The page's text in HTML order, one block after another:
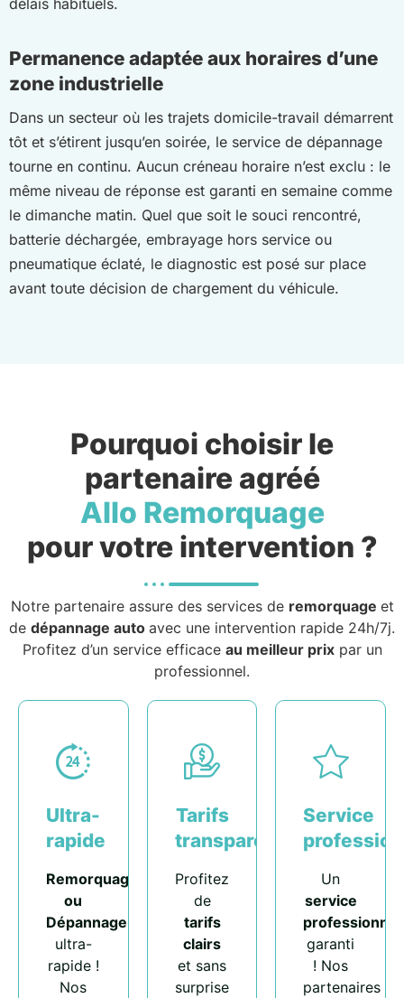
Permanence adaptée aux horaires d’une
zone industrielle
Dans un secteur où les trajets domicile-travail démarrent
tôt et s’étirent jusqu’en soirée, le service de dépannage
tourne en continu. Aucun créneau horaire n’est exclu : le
même niveau de réponse est garanti en semaine comme
le dimanche matin. Quel que soit le souci rencontré,
batterie déchargée, embrayage hors service ou
pneumatique éclaté, le diagnostic est posé sur place
avant toute décision de chargement du véhicule.
Pourquoi choisir le
partenaire agréé
Allo Remorquage
pour votre intervention ?
Notre partenaire assure des services de remorquage et
de dépannage auto avec une intervention rapide 24h/7j.
Profitez d’un service efficace au meilleur prixpar un
professionnel.
Ultra-
rapide
Remorquage
ou
Dépannage
ultra-
rapide !
Nos
Tarifs
transparents
Profitez
de
tarifs
clairs
et sans
surprise
Service
Un
service
professionnel
garanti
! Nos
partenaires